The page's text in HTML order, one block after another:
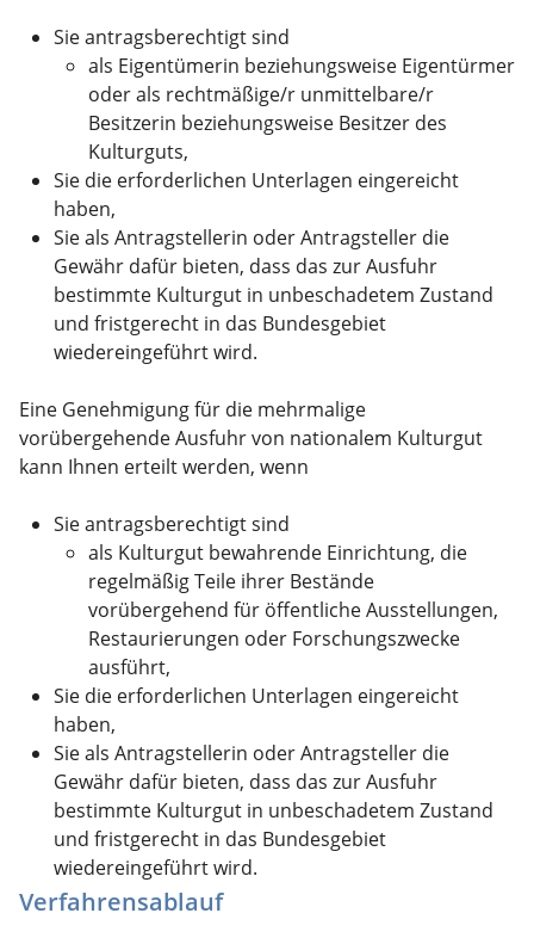
Sie antragsberechtigt sind
als Eigentümerin beziehungsweise Eigentürmer
oder als rechtmäßige/r unmittelbare/r
Besitzerin beziehungsweise Besitzer des
Kulturguts,
Sie die erforderlichen Unterlagen eingereicht
haben,
Sie als Antragstellerin oder Antragsteller die
Gewähr dafür bieten, dass das zur Ausfuhr
bestimmte Kulturgut in unbeschadetem Zustand
und fristgerecht in das Bundesgebiet
wiedereingeführt wird.
Eine Genehmigung für die mehrmalige
vorübergehende Ausfuhr von nationalem Kulturgut
kann Ihnen erteilt werden, wenn
Sie antragsberechtigt sind
als Kulturgut bewahrende Einrichtung, die
regelmäßig Teile ihrer Bestände
vorübergehend für öffentliche Ausstellungen,
Restaurierungen oder Forschungszwecke
ausführt,
Sie die erforderlichen Unterlagen eingereicht
haben,
Sie als Antragstellerin oder Antragsteller die
Gewähr dafür bieten, dass das zur Ausfuhr
bestimmte Kulturgut in unbeschadetem Zustand
und fristgerecht in das Bundesgebiet
wiedereingeführt wird.
Verfahrensablauf